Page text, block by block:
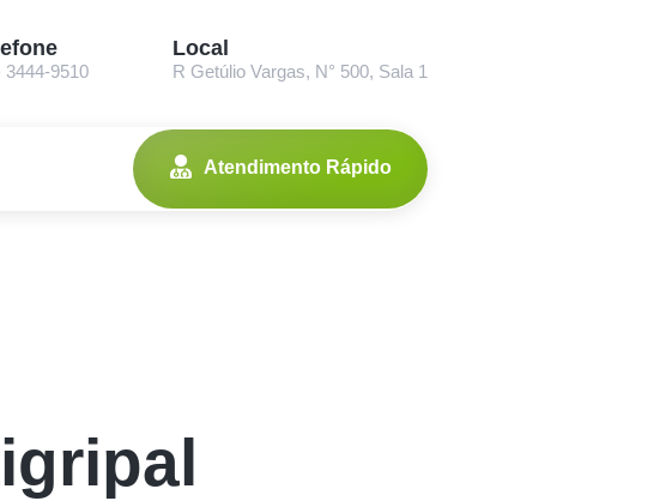
3444-9510
Local
R Getúlio Vargas, N° 500, Sala 1
Atendimento Rápido